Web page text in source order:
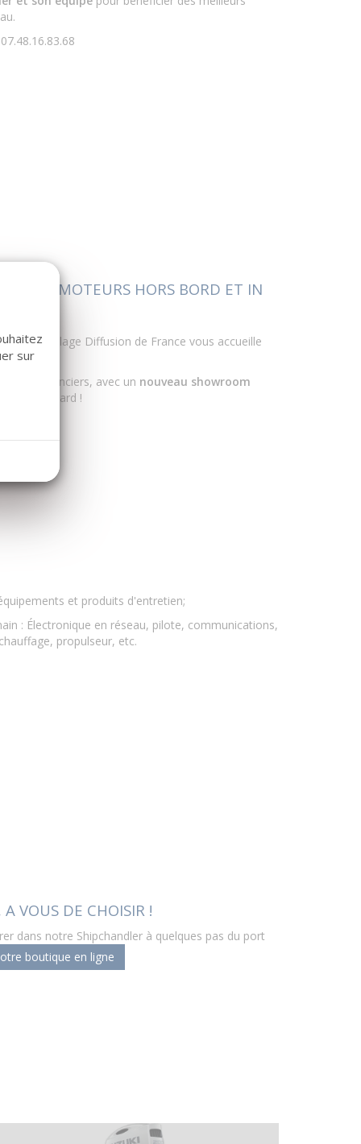
ET DE MOTEURS HORS BORD ET IN
Accastillage Diffusion de France vous accueille
aux plaisanciers, avec un nouveau showroom
et In-board !
et produits d'entretien;
: Électronique en réseau, pilote, communications,
propulseur, etc.
VOUS DE CHOISIR !
dans notre Shipchandler à quelques pas du port
boutique en ligne
sur